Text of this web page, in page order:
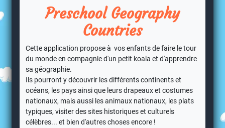
Preschool Geography
Countries
Cette application propose à vos enfants de faire le tour
du monde en compagnie d'un petit koala et d'apprendre
sa géographie.
Ils pourront y découvrir les différents continents et
océans, les pays ainsi que leurs drapeaux et costumes
nationaux, mais aussi les animaux nationaux, les plats
typiques, visiter des sites historiques et culturels
célèbres... et bien d'autres choses encore !